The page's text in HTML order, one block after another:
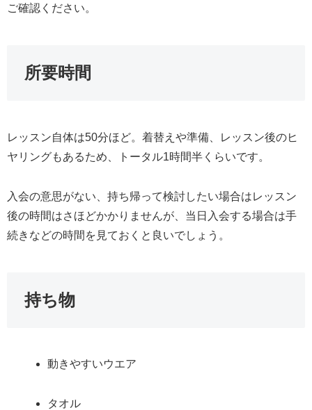
ご確認ください。
所要時間
レッスン自体は50分ほど。着替えや準備、レッスン後のヒ
ヤリングもあるため、トータル1時間半くらいです。
入会の意思がない、持ち帰って検討したい場合はレッスン
後の時間はさほどかかりませんが、当日入会する場合は手
続きなどの時間を見ておくと良いでしょう。
持ち物
動きやすいウエア
タオル